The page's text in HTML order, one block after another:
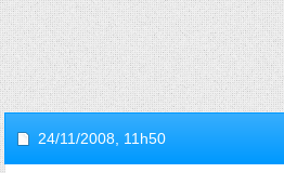
24/11/2008, 11h50